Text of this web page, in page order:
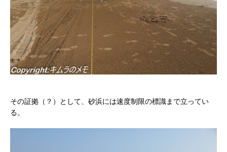
その証拠（？）として、砂浜には速度制限の標識まで立ってい
る。